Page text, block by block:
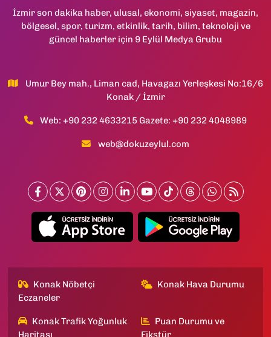
İzmir son dakika haber, ulusal, ekonomi, siyaset, magazin,
bölgesel, spor, turizm, etkinlik, tarih, bilim, teknoloji ve
güncel haberler için 9 Eylül Medya Grubu
Umur Bey mah., Liman cad, Havagazı Yerleşkesi No:16/6
Konak / İzmir
Web: +90 232 4633215 Gazete: +90 232 4048989
web@dokuzeylul.com
Konak Nöbetçi
Eczaneler
Konak Hava Durumu
Konak Trafik Yoğunluk
Haritası
Puan Durumu ve
Fikstür